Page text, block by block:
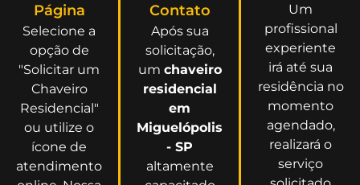
Página
Selecione a
opção de
"Solicitar um
Chaveiro
Residencial"
ou utilize o
ícone de
atendimento
Contato
Após sua
solicitação,
um chaveiro
residencial
em
Miguelópolis
- SP
altamente
Um
profissional
experiente
irá até sua
residência no
momento
agendado,
realizará o
serviço